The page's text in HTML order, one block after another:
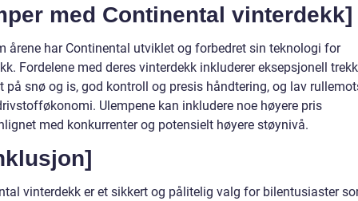
med Continental vinterdekk]
årene har Continental utviklet og forbedret sin teknologi for
Fordelene med deres vinterdekk inkluderer eksepsjonell
på snø og is, god kontroll og presis håndtering, og lav
Ulempene kan inkludere noe høyere pris
med konkurrenter og potensielt høyere støynivå.
vinterdekk er et sikkert og pålitelig valg for bilentusiaster